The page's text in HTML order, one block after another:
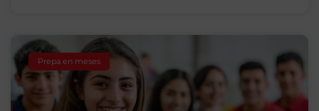
Prepa en meses